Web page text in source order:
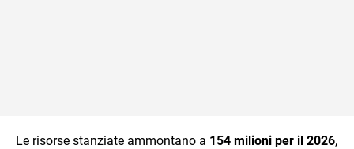
Le risorse stanziate ammontano a 154 milioni per il 2026,